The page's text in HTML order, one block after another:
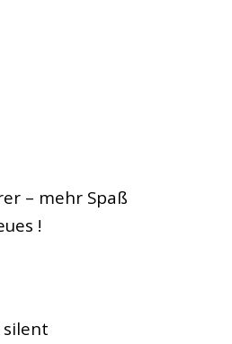
– mehr Spaß
!
silent